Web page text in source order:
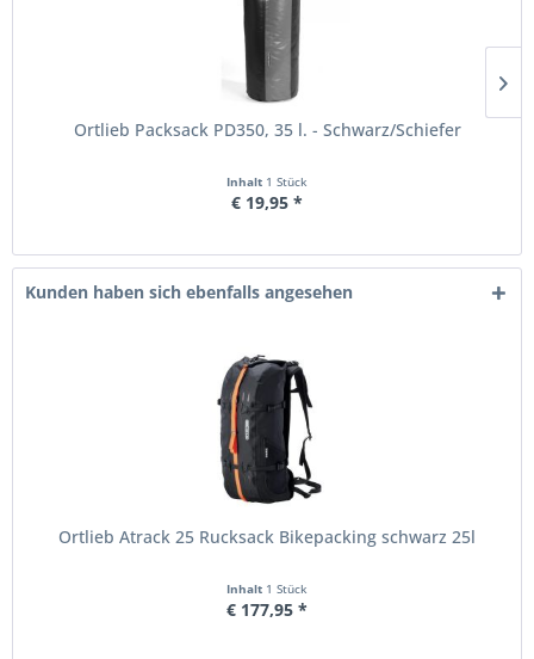
Ortlieb Packsack PD350, 35 l. - Schwarz/Schiefer
Inhalt 1 Stück
€ 19,95 *
Kunden haben sich ebenfalls angesehen
Ortlieb Atrack 25 Rucksack Bikepacking schwarz 25l
Inhalt 1 Stück
€ 177,95 *